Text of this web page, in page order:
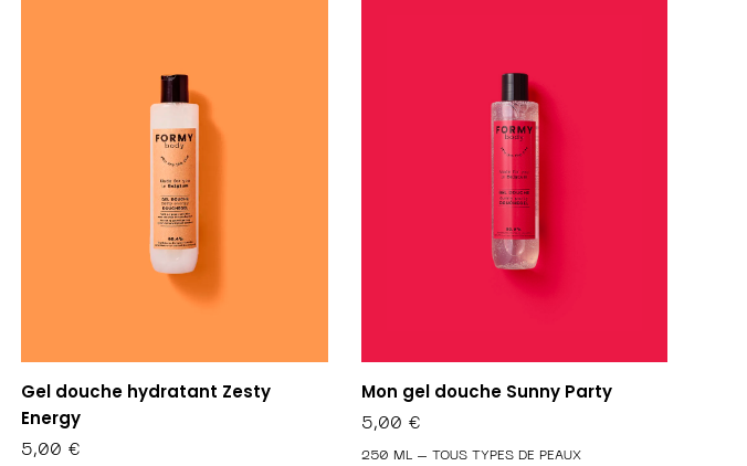
Gel douche hydratant Zesty
Energy
5,00 €
Mon gel douche Sunny Party
5,00 €
250 ML – TOUS TYPES DE PEAUX